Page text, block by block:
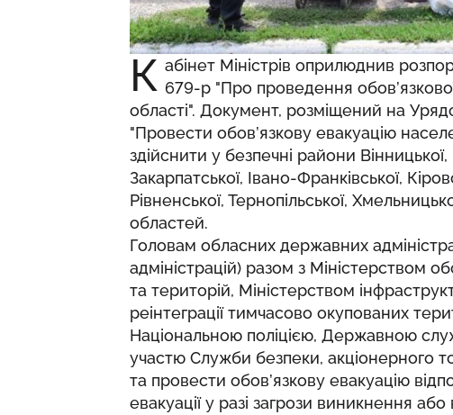
К абінет Міністрів оприлюднив
679-р "Про проведення
області". Документ, розміщений на
"Провести обов’язкову евакуацію
здійснити у безпечні райони
Закарпатської, Івано-Франківської,
Рівненської, Тернопільської,
областей.
Головам обласних державних
адміністрацій) разом з Міністерством
та територій, Міністерством
реінтеграції тимчасово окупованих
Національною поліцією, Державною
участю Служби безпеки, акціонерного
та провести обов’язкову евакуацію
евакуації у разі загрози виникнення